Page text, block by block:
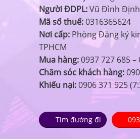
Người ĐDPL:Vũ Đình Định
Mã số thuế:0316365624
Nơi cấp: Phòng Đăng ký
TPHCM
Mua hàng:0937 727 685 –
Chăm sóc khách hàng:
Khiếu nại:0906 371 925
Tìm đường đi